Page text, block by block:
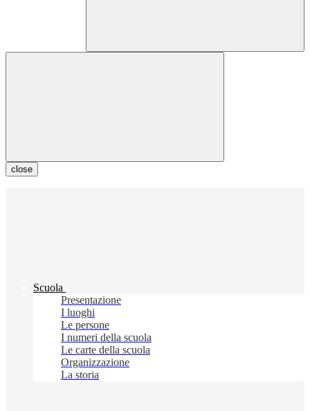
close
Scuola
Presentazione
I luoghi
Le persone
I numeri della scuola
Le carte della scuola
Organizzazione
La storia